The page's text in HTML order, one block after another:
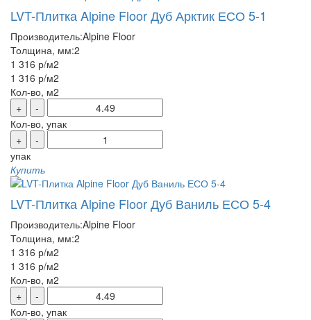
LVT-Плитка Alpine Floor Дуб Арктик ЕСО 5-1
Производитель:Alpine Floor
Толщина, мм:2
1 316 р/м2
1 316 р/м2
Кол-во, м2
+
-
Кол-во, упак
+
-
упак
Купить
LVT-Плитка Alpine Floor Дуб Ваниль ЕСО 5-4
Производитель:Alpine Floor
Толщина, мм:2
1 316 р/м2
1 316 р/м2
Кол-во, м2
+
-
Кол-во, упак